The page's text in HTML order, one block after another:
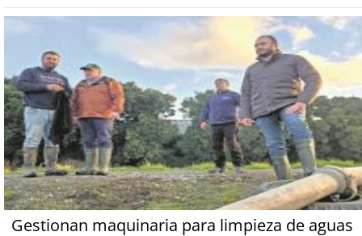
Gestionan maquinaria para limpieza de aguas